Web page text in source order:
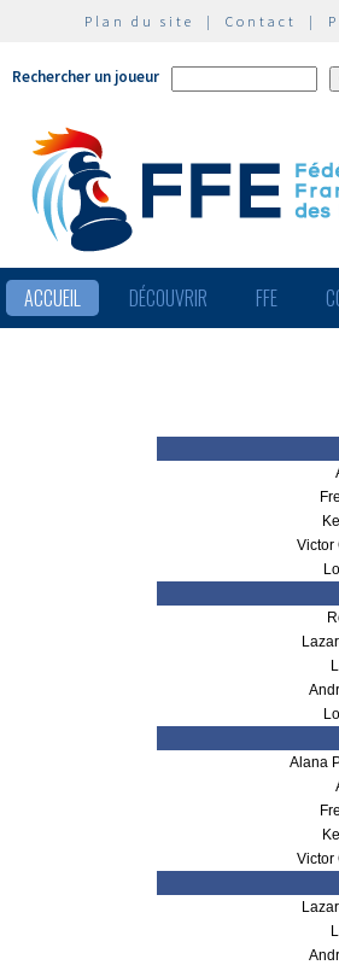
Plan du site | Contact |
Rechercher un joueur
ACCUEIL DÉCOUVRIR FFE
Victor
Alana
Victor